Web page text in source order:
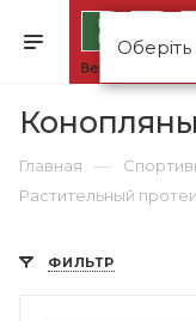
Главная —
Растительный
ФИЛЬТР